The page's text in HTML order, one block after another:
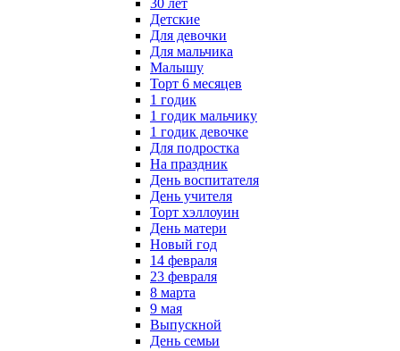
30 лет
Детские
Для девочки
Для мальчика
Малышу
Торт 6 месяцев
1 годик
1 годик мальчику
1 годик девочке
Для подростка
На праздник
День воспитателя
День учителя
Торт хэллоуин
День матери
Новый год
14 февраля
23 февраля
8 марта
9 мая
Выпускной
День семьи